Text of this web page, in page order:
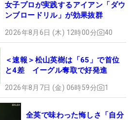
女子プロが実践するアイアン「ダウ
ンブロードリル」が効果抜群
2026年8月6日 (木) 12時00分 40
＜速報＞松山英樹は「65」で首位
と4差 イーグル奪取で好発進
2026年8月7日 (金) 06時59分 1
全英で味わった悔しさ「自分